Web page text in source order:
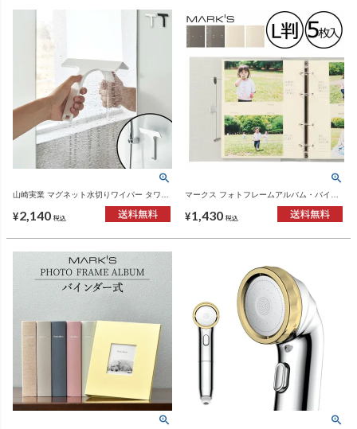
山崎実業 マグネット水切りワイパー タワー
¥2,140 税込
マークス フォトフレームアルバム・バイン
ズ・L判サイズ MARK'S | フォトフレームア
ルバム・アルバム
¥1,430 税込